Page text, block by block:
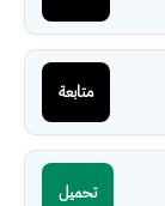
متابعة
تحميل